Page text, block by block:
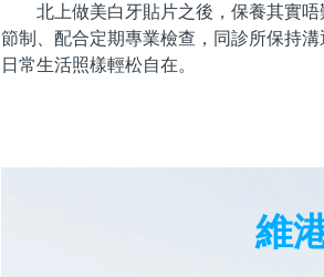
北上做美白牙貼片之後，保養其實唔
節制、配合定期專業檢查，同診所保持
日常生活照樣輕松自在。
維